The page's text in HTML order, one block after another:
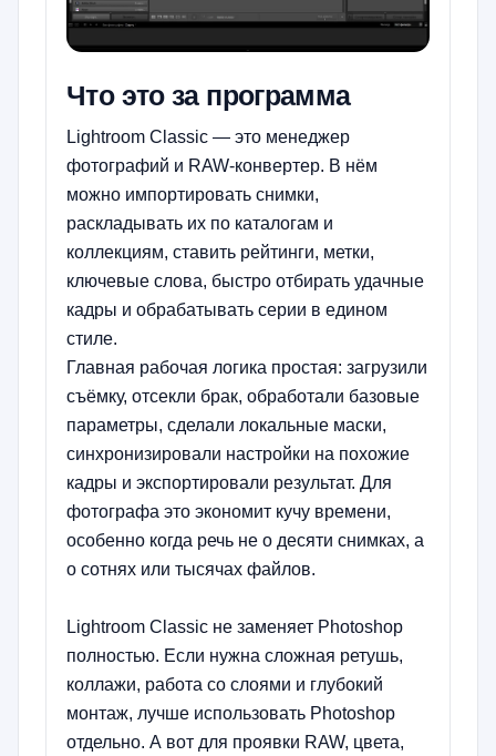
Что это за программа
Lightroom Classic — это менеджер
фотографий и RAW-конвертер. В нём
можно импортировать снимки,
раскладывать их по каталогам и
коллекциям, ставить рейтинги, метки,
ключевые слова, быстро отбирать удачные
кадры и обрабатывать серии в едином
стиле.
Главная рабочая логика простая: загрузили
съёмку, отсекли брак, обработали базовые
параметры, сделали локальные маски,
синхронизировали настройки на похожие
кадры и экспортировали результат. Для
фотографа это экономит кучу времени,
особенно когда речь не о десяти снимках, а
о сотнях или тысячах файлов.
Lightroom Classic не заменяет Photoshop
полностью. Если нужна сложная ретушь,
коллажи, работа со слоями и глубокий
монтаж, лучше использовать Photoshop
отдельно. А вот для проявки RAW, цвета,